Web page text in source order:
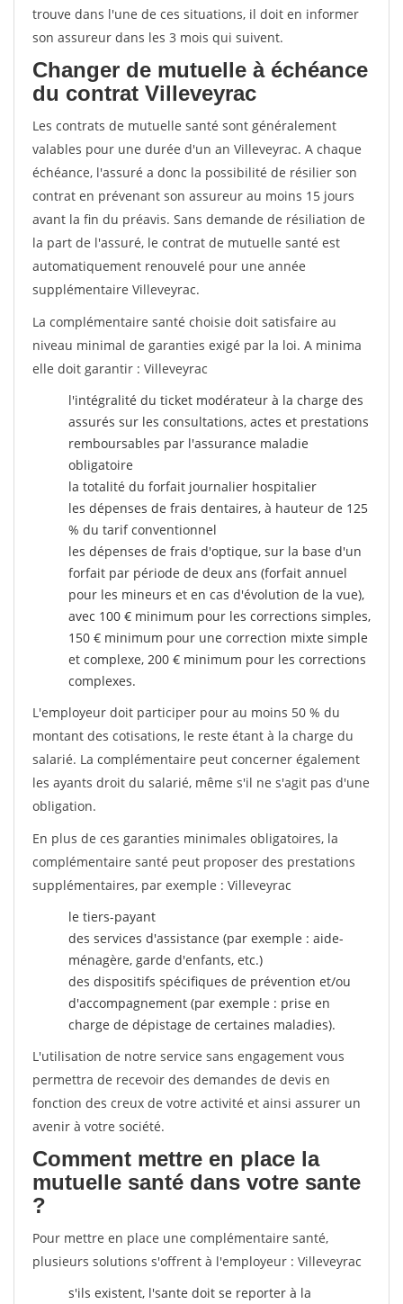
trouve dans l'une de ces situations, il doit en informer
son assureur dans les 3 mois qui suivent.
Changer de mutuelle à échéance
du contrat Villeveyrac
Les contrats de mutuelle santé sont généralement
valables pour une durée d'un an Villeveyrac. A chaque
échéance, l'assuré a donc la possibilité de résilier son
contrat en prévenant son assureur au moins 15 jours
avant la fin du préavis. Sans demande de résiliation de
la part de l'assuré, le contrat de mutuelle santé est
automatiquement renouvelé pour une année
supplémentaire Villeveyrac.
La complémentaire santé choisie doit satisfaire au
niveau minimal de garanties exigé par la loi. A minima
elle doit garantir : Villeveyrac
l'intégralité du ticket modérateur à la charge des
assurés sur les consultations, actes et prestations
remboursables par l'assurance maladie
obligatoire
la totalité du forfait journalier hospitalier
les dépenses de frais dentaires, à hauteur de 125
% du tarif conventionnel
les dépenses de frais d'optique, sur la base d'un
forfait par période de deux ans (forfait annuel
pour les mineurs et en cas d'évolution de la vue),
avec 100 € minimum pour les corrections simples,
150 € minimum pour une correction mixte simple
et complexe, 200 € minimum pour les corrections
complexes.
L'employeur doit participer pour au moins 50 % du
montant des cotisations, le reste étant à la charge du
salarié. La complémentaire peut concerner également
les ayants droit du salarié, même s'il ne s'agit pas d'une
obligation.
En plus de ces garanties minimales obligatoires, la
complémentaire santé peut proposer des prestations
supplémentaires, par exemple : Villeveyrac
le tiers-payant
des services d'assistance (par exemple : aide-
ménagère, garde d'enfants, etc.)
des dispositifs spécifiques de prévention et/ou
d'accompagnement (par exemple : prise en
charge de dépistage de certaines maladies).
L'utilisation de notre service sans engagement vous
permettra de recevoir des demandes de devis en
fonction des creux de votre activité et ainsi assurer un
avenir à votre société.
Comment mettre en place la
mutuelle santé dans votre sante
?
Pour mettre en place une complémentaire santé,
plusieurs solutions s'offrent à l'employeur : Villeveyrac
s'ils existent, l'sante doit se reporter à la